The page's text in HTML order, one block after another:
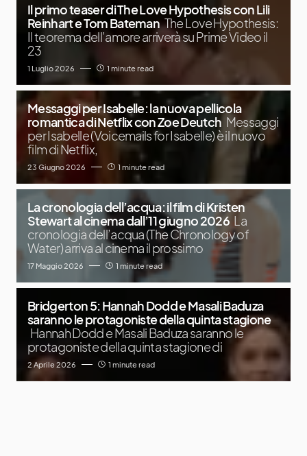
Il primo teaser di The Love Hypothesis con Lili
Reinhart e Tom Bateman The Love Hypothesis:
Il teorema dell’amore arriverà su Prime Video il
23
1 Luglio 2026 1 minute read
Messaggi per Isabelle: la nuova pellicola
romantica di Netflix con Zoe Deutch Messaggi
per Isabelle (Voicemails for Isabelle) è il nuovo
film di Netflix,
23 Giugno 2026 1 minute read
La cronologia dell’acqua: il film di Kristen
Stewart al cinema dall’11 giugno 2026 La
cronologia dell’acqua (The Chronology of
Water) arriva al cinema il prossimo
17 Maggio 2026 1 minute read
Bridgerton 5: Hannah Dodd e Masali Baduza
saranno le protagoniste della quinta stagione
Hannah Dodd e Masali Baduza saranno le
protagoniste della quinta stagione di
2 Aprile 2026 1 minute read